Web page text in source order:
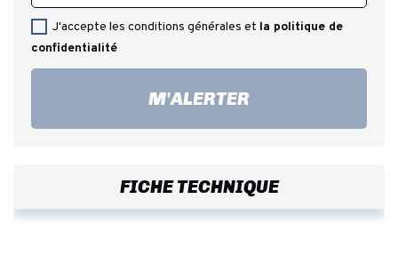
J'accepte les conditions générales et la politique de
confidentialité
M'ALERTER
FICHE TECHNIQUE